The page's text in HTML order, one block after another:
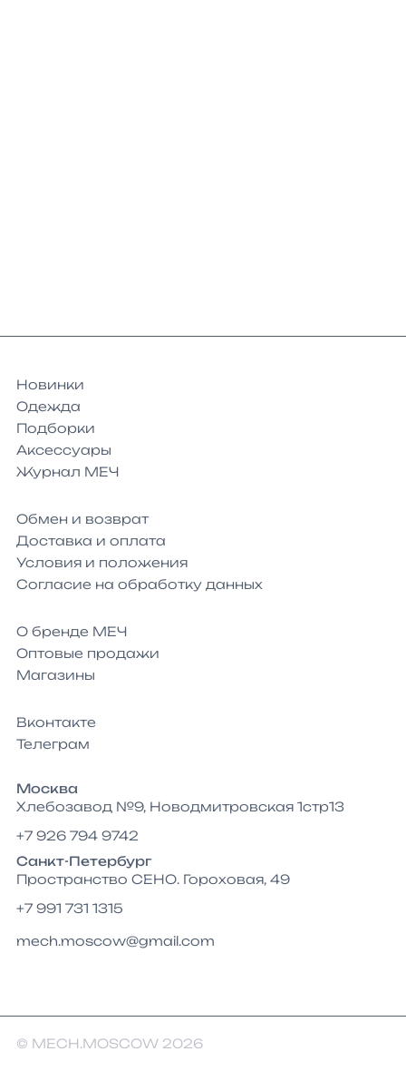
Новинки
Одежда
Подборки
Аксессуары
Журнал МЕЧ
Обмен и возврат
Доставка и оплата
Условия и положения
Согласие на обработку данных
О бренде МЕЧ
Оптовые продажи
Магазины
Вконтакте
Телеграм
Москва
Хлебозавод №9, Новодмитровская 1стр13
+7 926 794 9742
Санкт-Петербург
Пространство СЕНО. Гороховая, 49
+7 991 731 1315
mech.moscow@gmail.com
© MECH.MOSCOW 2026